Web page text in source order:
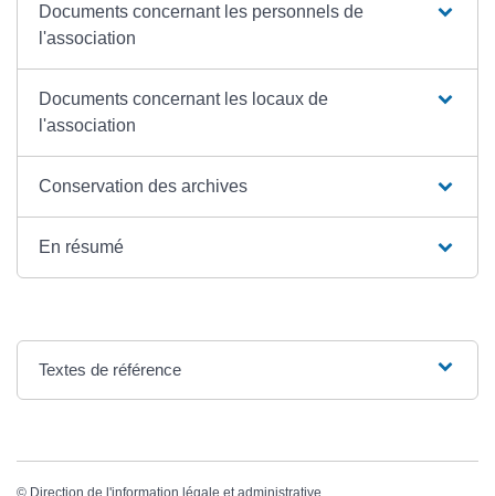
Documents concernant les personnels de
l'association
Documents concernant les locaux de
l'association
Conservation des archives
En résumé
Textes de référence
© Direction de l'information légale et administrative